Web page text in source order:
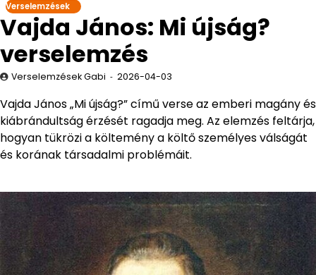
Verselemzések
Vajda János: Mi újság?
verselemzés
Verselemzések Gabi 2026-04-03
Vajda János „Mi újság?” című verse az emberi magány és
kiábrándultság érzését ragadja meg. Az elemzés feltárja,
hogyan tükrözi a költemény a költő személyes válságát
és korának társadalmi problémáit.